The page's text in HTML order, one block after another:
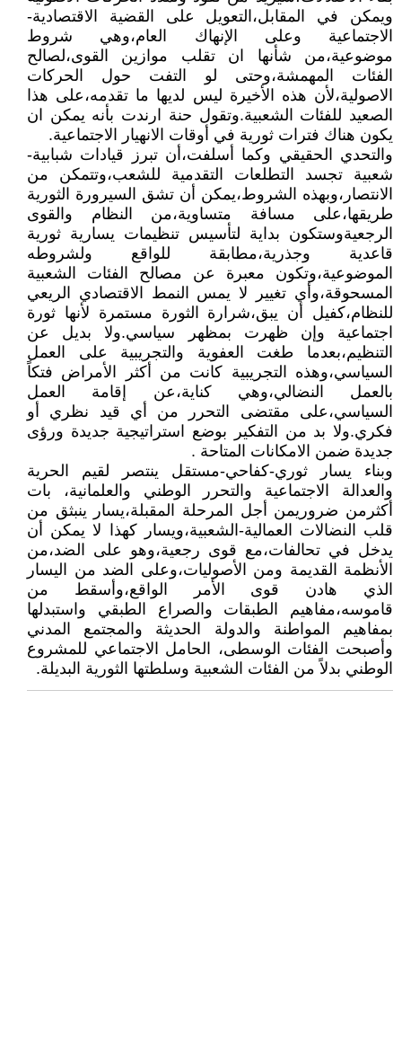
ويمكن في المقابل،التعويل على القضية الاقتصادية-
الاجتماعية وعلى الإنهاك العام،وهي شروط
موضوعية،من شأنها ان تقلب موازين القوى،لصالح
الفئات المهمشة،وحتى لو التفت حول الحركات
الاصولية،لأن هذه الأخيرة ليس لديها ما تقدمه،على هذا
الصعيد للفئات الشعبية.وتقول حنة ارندت بأنه يمكن ان
يكون هناك فترات ثورية في أوقات الانهيار الاجتماعية.
والتحدي الحقيقي وكما أسلفت،أن تبرز قيادات شبابية-
شعبية تجسد التطلعات التقدمية للشعب،وتتمكن من
الانتصار،وبهذه الشروط،يمكن أن تشق السيرورة الثورية
طريقها،على مسافة متساوية،من النظام والقوى
الرجعيةوستكون بداية لتأسيس تنظيمات يسارية ثورية
قاعدية وجذرية،مطابقة للواقع ولشروطه
الموضوعية،وتكون معبرة عن مصالح الفئات الشعبية
المسحوقة،وأي تغيير لا يمس النمط الاقتصادي الريعي
للنظام،كفيل أن يبق،شرارة الثورة مستمرة لأنها ثورة
اجتماعية وإن ظهرت بمظهر سياسي.ولا بديل عن
التنظيم،بعدما طغت العفوية والتجريبية على العمل
السياسي،وهذه التجريبية كانت من أكثر الأمراض فتكاً
بالعمل النضالي،وهي كناية،عن إقامة العمل
السياسي،على مقتضى التحرر من أي قيد نظري أو
فكري.ولا بد من التفكير بوضع استراتيجية جديدة ورؤى
جديدة ضمن الامكانات المتاحة .
وبناء يسار ثوري-كفاحي-مستقل ينتصر لقيم الحرية
والعدالة الاجتماعية والتحرر الوطني والعلمانية، بات
أكثرمن ضروريمن أجل المرحلة المقبلة،يسار ينبثق من
قلب النضالات العمالية-الشعبية،ويسار كهذا لا يمكن أن
يدخل في تحالفات،مع قوى رجعية،وهو على الضد،من
الأنظمة القديمة ومن الأصوليات،وعلى الضد من اليسار
الذي هادن قوى الأمر الواقع،وأسقط من
قاموسه،مفاهيم الطبقات والصراع الطبقي واستبدلها
بمفاهيم المواطنة والدولة الحديثة والمجتمع المدني
وأصبحت الفئات الوسطى، الحامل الاجتماعي للمشروع
الوطني بدلاً من الفئات الشعبية وسلطتها الثورية البديلة.